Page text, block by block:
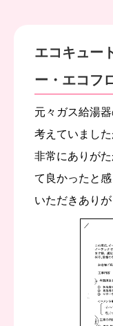
エコキュー
ー・エコフ
元々ガス給湯
考えていまし
非常にありが
て良かったと
いただきありが